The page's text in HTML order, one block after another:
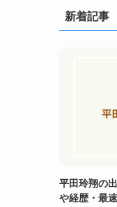
新着記事
平田玲翔の
や経歴・最